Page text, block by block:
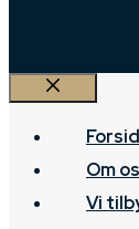
Luk
Om os
Vi